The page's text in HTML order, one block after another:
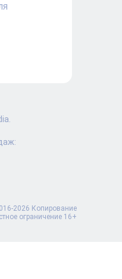
2026 Копирование
ограничение 16+